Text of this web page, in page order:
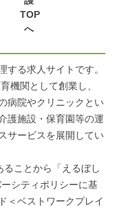
TOP
へ
する求人サイトです。
機関として創業し、
病院やクリニックとい
護施設・保育園等の運
サービスを展開してい
ことから「えるぼし
シティポリシーに基
＜ベストワークプレイ